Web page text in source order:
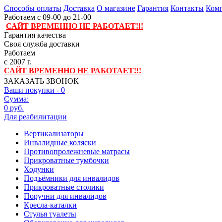
Способы оплаты Доставка О магазине Гарантия Контакты
Работаем с 09-00 до 21-00
САЙТ ВРЕМЕННО НЕ РАБОТАЕТ!!!
Гарантия качества
Своя служба доставки
Работаем
с 2007 г.
САЙТ ВРЕМЕННО НЕ РАБОТАЕТ!!!
ЗАКАЗАТЬ ЗВОНОК
Ваши покупки - 0
Сумма:
0 руб.
Для реабилитации
Вертикализаторы
Инвалидные коляски
Противопролежневые матрасы
Прикроватные тумбочки
Ходунки
Подъёмники для инвалидов
Прикроватные столики
Поручни для инвалидов
Кресла-каталки
Стулья туалеты